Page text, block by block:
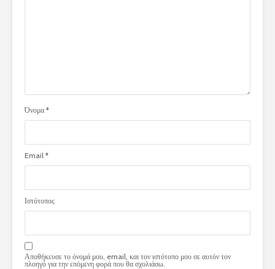
Όνομα *
Email *
Ιστότοπος
Αποθήκευσε το όνομά μου, email, και τον ιστότοπο μου σε αυτόν τον
πλοηγό για την επόμενη φορά που θα σχολιάσω.